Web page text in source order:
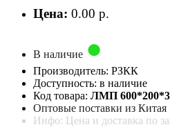
Цена: 0.00 р.
В наличие
Производитель: РЗКК
Доступность: в наличие
Код товара: ЛМП
Оптовые поставки из Китая
Инфо: Цена и доставка по